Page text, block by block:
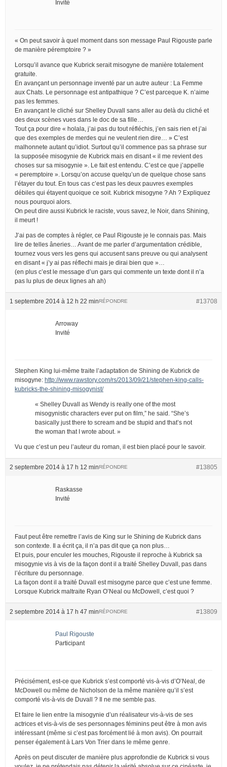
Invité
« On peut savoir à quel moment dans son message Paul Rigouste parle
de manière péremptoire ? »
Lorsqu’il avance que Kubrick serait misogyne de manière totalement
gratuite.
En avançant un personnage inventé par un autre auteur : La Femme
aux Chats. Le personnage est antipathique ? C’est parceque K. n’aime
pas les femmes.
En avançant le cliché sur Shelley Duvall sans aller au delà du cliché et
des deux scènes vues dans le doc de sa fille…
Tout ça pour dire « holala, j’ai pas du tout réfléchis, j’en sais rien et j’ai
que des exemples de merdes qui ne veulent rien dire… » C’est
malhonnete autant qu’idiot. Surtout qu’il commence pas sa phrase sur
la supposée misogynie de Kubrick mais en disant « il me revient des
choses sur sa misogynie ». Le fait est entendu. C’est ce que j’appelle
« peremptoire ». Lorsqu’on accuse quelqu’un de quelque chose sans
l’étayer du tout. En tous cas c’est pas les deux pauvres exemples
débiles qui étayent quoique ce soit. Kubrick misogyne ? Ah ? Expliquez
nous pourquoi alors.
On peut dire aussi Kubrick le raciste, vous savez, le Noir, dans Shining,
il meurt !
J’ai pas de comptes à régler, ce Paul Rigouste je le connais pas. Mais
lire de telles âneries… Avant de me parler d’argumentation crédible,
tournez vous vers les gens qui accusent sans preuve ou qui analysent
en disant « j’y ai pas réflechi mais je dirai bien que »…
(en plus c’est le message d’un gars qui commente un texte dont il n’a
pas lu plus de deux lignes ah ah)
1 septembre 2014 à 12 h 22 min #13708
RÉPONDRE
Arroway
Invité
Stephen King lui-même traite l’adaptation de Shining de Kubrick de
misogyne: http://www.rawstory.com/rs/2013/09/21/stephen-king-calls-
kubricks-the-shining-misogynist/
« Shelley Duvall as Wendy is really one of the most
misogynistic characters ever put on film,” he said. “She’s
basically just there to scream and be stupid and that’s not
the woman that I wrote about. »
Vu que c’est un peu l’auteur du roman, il est bien placé pour le savoir.
2 septembre 2014 à 17 h 12 min #13805
RÉPONDRE
Raskasse
Invité
Faut peut être remettre l’avis de King sur le Shining de Kubrick dans
son contexte. Il a écrit ça, il n’a pas dit que ça non plus…
Et puis, pour enculer les mouches, Rigouste il reproche à Kubrick sa
misogynie vis à vis de la façon dont il a traité Shelley Duvall, pas dans
l’écriture du personnage.
La façon dont il a traité Duvall est misogyne parce que c’est une femme.
Lorsque Kubrick maltraite Ryan O’Neal ou McDowell, c’est quoi ?
2 septembre 2014 à 17 h 47 min #13809
RÉPONDRE
Paul Rigouste
Participant
Précisément, est-ce que Kubrick s’est comporté vis-à-vis d’O’Neal, de
McDowell ou même de Nicholson de la même manière qu’il s’est
comporté vis-à-vis de Duvall ? Il ne me semble pas.
Et faire le lien entre la misogynie d’un réalisateur vis-à-vis de ses
actrices et vis-à-vis de ses personnages féminins peut être à mon avis
intéressant (même si c’est pas forcément lié à mon avis). On pourrait
penser également à Lars Von Trier dans le même genre.
Après on peut discuter de manière plus approfondie de Kubrick si vous